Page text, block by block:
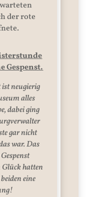
der rote
Gespenst.
ist neugierig
alles
dabei ging
gar nicht
war. Das
hatten
eine